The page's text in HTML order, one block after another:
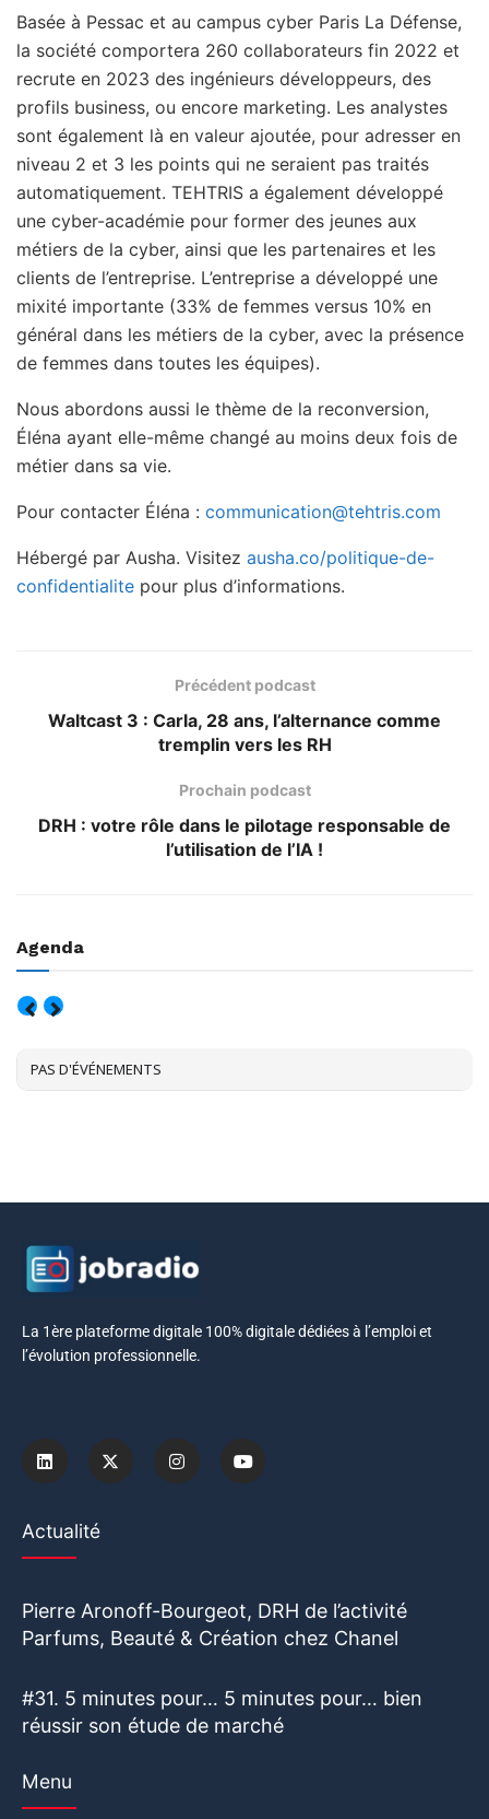
Basée à Pessac et au campus cyber Paris La Défense,
la société comportera 260 collaborateurs fin 2022 et
recrute en 2023 des ingénieurs développeurs, des
profils business, ou encore marketing. Les analystes
sont également là en valeur ajoutée, pour adresser en
niveau 2 et 3 les points qui ne seraient pas traités
automatiquement. TEHTRIS a également développé
une cyber-académie pour former des jeunes aux
métiers de la cyber, ainsi que les partenaires et les
clients de l’entreprise. L’entreprise a développé une
mixité importante (33% de femmes versus 10% en
général dans les métiers de la cyber, avec la présence
de femmes dans toutes les équipes).
Nous abordons aussi le thème de la reconversion,
Éléna ayant elle-même changé au moins deux fois de
métier dans sa vie.
Pour contacter Éléna : communication@tehtris.com
Hébergé par Ausha. Visitez ausha.co/politique-de-
confidentialite pour plus d’informations.
Précédent podcast
Waltcast 3 : Carla, 28 ans, l’alternance comme
tremplin vers les RH
Prochain podcast
DRH : votre rôle dans le pilotage responsable de
l’utilisation de l’IA !
Agenda
PAS D'ÉVÉNEMENTS
La 1ère plateforme digitale 100% digitale dédiées à l’emploi et
l’évolution professionnelle.
Actualité
Pierre Aronoff-Bourgeot, DRH de l’activité
Parfums, Beauté & Création chez Chanel
#31. 5 minutes pour… 5 minutes pour… bien
réussir son étude de marché
Menu